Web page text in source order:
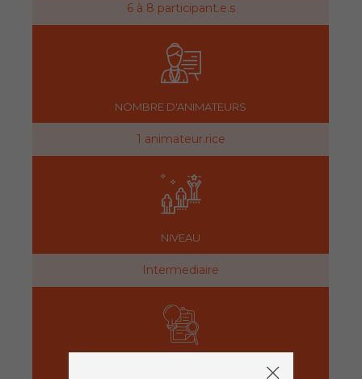
6 à 8 participant.e.s
NOMBRE D'ANIMATEURS
1 animateur.rice
NIVEAU
Intermediaire